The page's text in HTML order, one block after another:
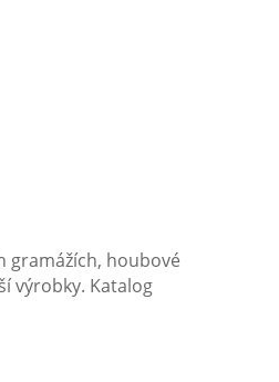
gramážích, houbové
výrobky. Katalog